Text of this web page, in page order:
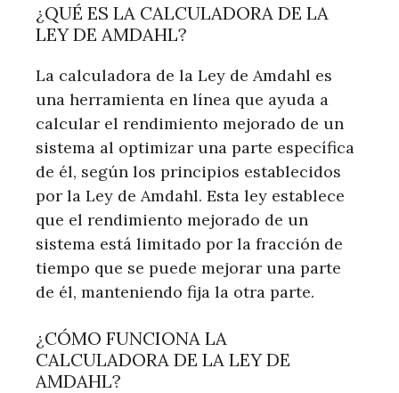
¿QUÉ ES LA CALCULADORA DE LA
LEY DE AMDAHL?
La calculadora de la Ley de Amdahl es
una herramienta en línea que ayuda a
calcular el rendimiento mejorado de un
sistema al optimizar una parte específica
de él, según los principios establecidos
por la Ley de Amdahl. Esta ley establece
que el rendimiento mejorado de un
sistema está limitado por la fracción de
tiempo que se puede mejorar una parte
de él, manteniendo fija la otra parte.
¿CÓMO FUNCIONA LA
CALCULADORA DE LA LEY DE
AMDAHL?